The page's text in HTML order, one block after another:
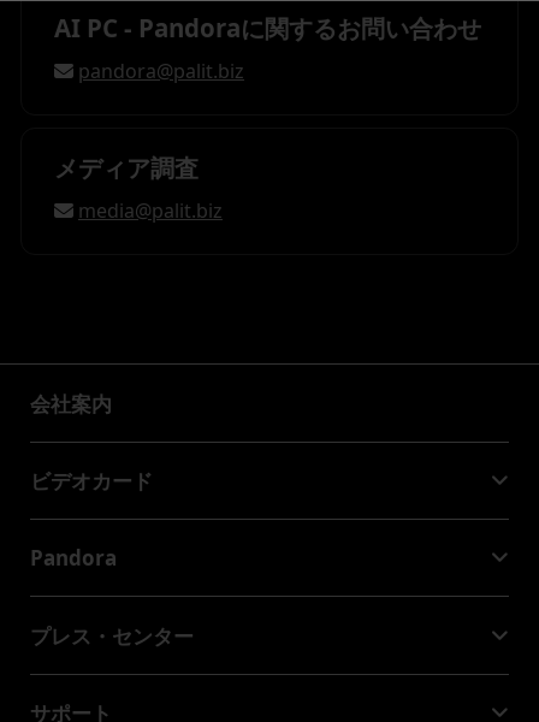
AI PC - Pandoraに関するお問い合わせ
pandora@palit.biz
メディア調査
media@palit.biz
会社案内
ビデオカード
GeForce RTX™ 30 Series
Pandora
プレス・センター
サポート